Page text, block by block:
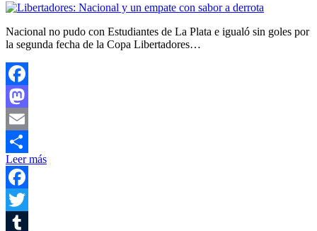
Nacional no pudo con Estudiantes de La Plata e igualó sin goles por
la segunda fecha de la Copa Libertadores…
Facebook
Mastodon
Email
Compartir
Leer más
Facebook
Twitter